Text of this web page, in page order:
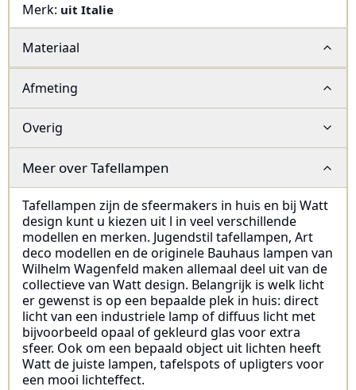
Merk: uit Italie
Materiaal
Afmeting
Overig
Meer overTafellampen
Tafellampen zijn de sfeermakers in huis en bij Watt
design kunt u kiezen uit l in veel verschillende
modellen en merken. Jugendstil tafellampen, Art
deco modellen en de originele Bauhaus lampen van
Wilhelm Wagenfeld maken allemaal deel uit van de
collectieve van Watt design. Belangrijk is welk licht
er gewenst is op een bepaalde plek in huis: direct
licht van een industriele lamp of diffuus licht met
bijvoorbeeld opaal of gekleurd glas voor extra
sfeer. Ook om een bepaald object uit lichten heeft
Watt de juiste lampen, tafelspots of upligters voor
een mooi lichteffect.